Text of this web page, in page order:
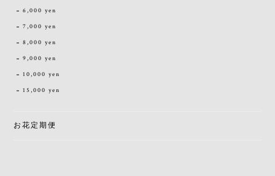
6,000 yen
7,000 yen
8,000 yen
9,000 yen
10,000 yen
15,000 yen
お花定期便